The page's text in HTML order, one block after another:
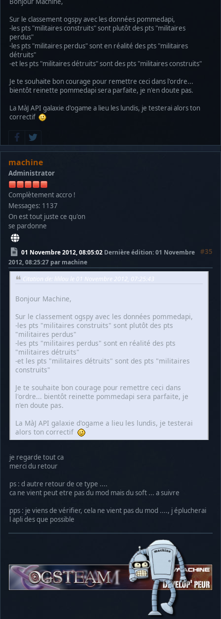
Sur le classement ogspy avec les données pommedapi,
-les pts "militaires construits" sont plutôt des pts "militaires
perdus"
-les pts "militaires perdus" sont en réalité des pts "militaires
détruits"
-et les pts "militaires détruits" sont des pts "militaires construits"
Je te souhaite bon courage pour remettre ceci dans l'ordre...
bientôt reinette pommedapi sera parfaite, je n'en doute pas.
La MàJ API galaxie d'ogame a lieu les lundis, je testerai alors ton
correctif
machine
Administrator
Complètement accro !
Messages: 1137
On est tout juste ce qu'on
se pardonne
01 Novembre 2012, 08:05:02 #35
Dernière édition: 01 Novembre
2012, 08:25:27 par machine
Citation de: lililou le 01 Novembre 2012, 07:25:43
Bonjour Machine,
Sur le classement ogspy avec les données pommedapi,
-les pts "militaires construits" sont plutôt des pts
"militaires perdus"
-les pts "militaires perdus" sont en réalité des pts
"militaires détruits"
-et les pts "militaires détruits" sont des pts "militaires
construits"
Je te souhaite bon courage pour remettre ceci dans
l'ordre... bientôt reinette pommedapi sera parfaite, je
n'en doute pas.
La MàJ API galaxie d'ogame a lieu les lundis, je testerai
alors ton correctif
je regarde tout ca
merci du retour
ps : d autre retour de ce type ....
ca ne vient peut etre pas du mod mais du soft ... a suivre
pps : je viens de vérifier, cela ne vient pas du mod ...., j éplucherai
l apli des que possible